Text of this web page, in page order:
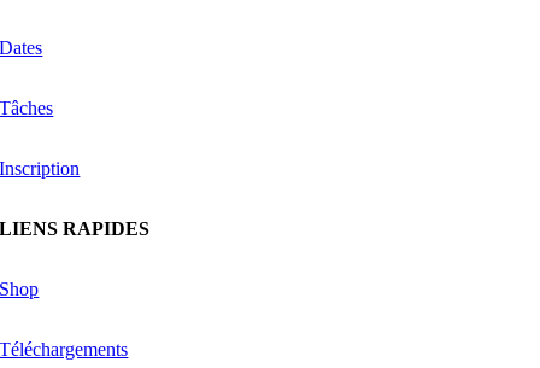
Dates
Tâches
Inscription
LIENS RAPIDES
Shop
Téléchargements